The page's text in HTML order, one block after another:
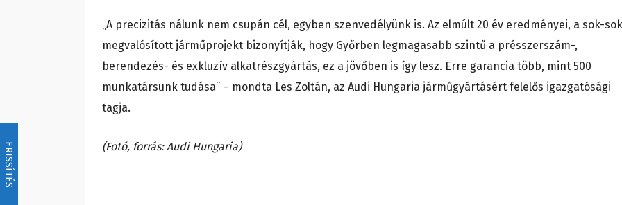
FRISSÍTÉS
„A precizitás nálunk nem csupán cél, egyben szenvedélyünk is. Az elmúlt 20 év eredményei, a sok-sok
megvalósított járműprojekt bizonyítják, hogy Győrben legmagasabb szintű a présszerszám-,
berendezés- és exkluzív alkatrészgyártás, ez a jövőben is így lesz. Erre garancia több, mint 500
munkatársunk tudása” – mondta Les Zoltán, az Audi Hungaria járműgyártásért felelős igazgatósági
tagja.
(Fotó, forrás: Audi Hungaria)